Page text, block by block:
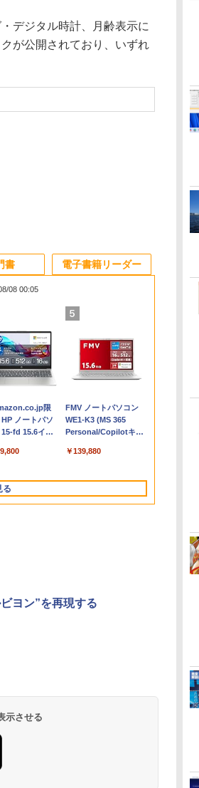
デジタル時計、月齢表示に
が公開されており、いずれ
08 00:05
限
HP ノートパソ
15-fd 15.6イン
SSD インテ
FMV ノートパソコン
WE1-K3 (MS 365
Personal/Copilotキー
型/Core i5/16GB/SSD
FMVWK3E15W_AZ
￥139,880
る
ックス | オン
書
レータ紹介
電子書籍リーダー
大8週間持続バ
ラック (2025
)
明るさ自動調整、色調
ヨン”を再現する
示させる